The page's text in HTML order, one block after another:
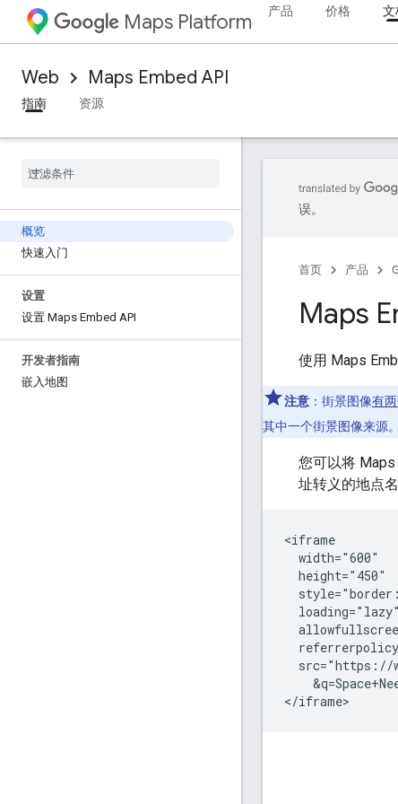
Maps Platform 产品 价格 文
Web Maps Embed API
指南
资源
概览
快速入门
设置
设置 Maps Embed API
开发者指南
嵌入地图
误。
首页 产品
Maps
使用 Maps
注意 ：街景图像有
其中一个街景图像来源
您可以将
址转义的地点
<iframe
  width="600"
  height="450"
  loading="lazy"
</iframe>